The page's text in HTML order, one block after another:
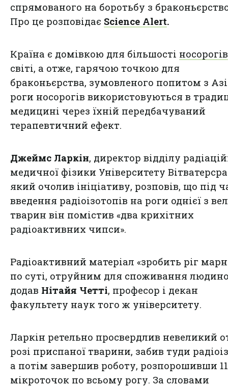
спрямованого на боротьбу з
Про це розповідає Science Alert.
Країна є домівкою для більшості носорогів
світі, а отже, гарячою точкою для
браконьєрства, зумовленого попитом з
роги носорогів використовуються в
медицині через їхній передбачуваний
терапевтичний ефект.
Джеймс Ларкін, директор відділу
медичної фізики Університету
який очолив ініціативу, розповів, що під
введення радіоізотопів на роги однієї з
тварин він помістив «два крихітних
радіоактивних чипси».
Радіоактивний матеріал «зробить ріг
по суті, отруйним для споживання
додав Нітайя Четті, професор і декан
факультету наук того ж університету.
Ларкін ретельно просвердлив невеликий
розі приспаної тварини, забив туди
а потім завершив роботу, розпорошивши 11
мікроточок по всьому рогу. За словами